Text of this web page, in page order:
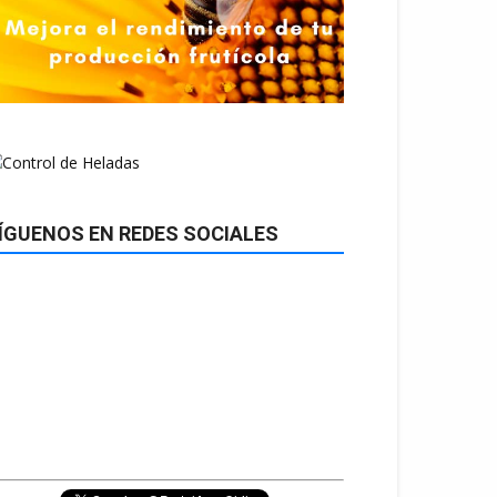
EN REDES SOCIALES